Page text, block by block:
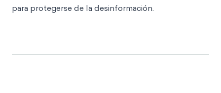
para protegerse de la desinformación.